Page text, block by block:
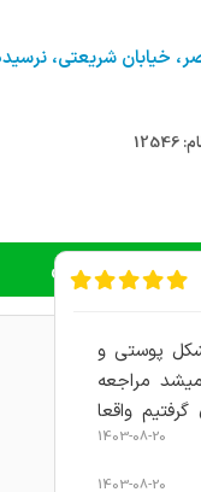
دریافت نوبت اینترنتی
پوستی و
مراجعه
واقعا
1403-08-20
1403-08-20